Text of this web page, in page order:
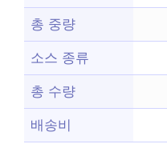
총 중량
소스 종류
총 수량
배송비